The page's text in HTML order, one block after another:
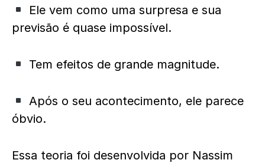
Ele vem como uma surpresa e sua
previsão é quase impossível.
Tem efeitos de grande magnitude.
Após o seu acontecimento, ele parece
óbvio.
Essa teoria foi desenvolvida por Nassim